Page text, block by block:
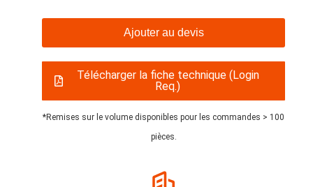
Ajouter au devis
Télécharger la fiche technique (Login
Req.)
*Remises sur le volume disponibles pour les commandes > 100
pièces.